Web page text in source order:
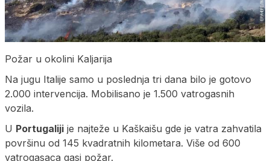
Požar u okolini Kaljarija
Na jugu Italije samo u poslednja tri dana bilo je gotovo
2.000 intervencija. Mobilisano je 1.500 vatrogasnih
vozila.
U Portugaliji je najteže u Kaškaišu gde je vatra zahvatila
površinu od 145 kvadratnih kilometara. Više od 600
vatrogasaca gasi požar.